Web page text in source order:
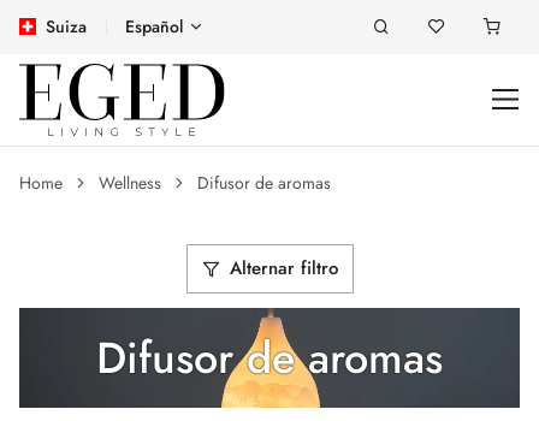
Suiza Español
Home Wellness Difusor de aromas
Alternar filtro
Difusor de aromas